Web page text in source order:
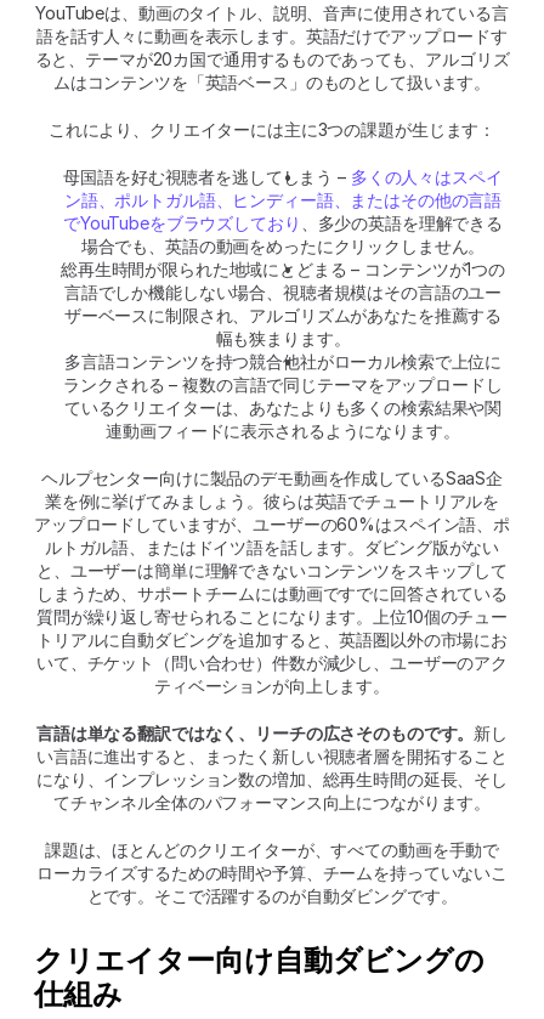
YouTubeは、動画のタイトル、説明、音声に使用されている言
語を話す人々に動画を表示します。英語だけでアップロードす
ると、テーマが20カ国で通用するものであっても、アルゴリズ
ムはコンテンツを「英語ベース」のものとして扱います。
これにより、クリエイターには主に3つの課題が生じます：
母国語を好む視聴者を逃してしまう – 多くの人々はスペイ
ン語、ポルトガル語、ヒンディー語、またはその他の言語
でYouTubeをブラウズしており
、多少の英語を理解できる
場合でも、英語の動画をめったにクリックしません。
総再生時間が限られた地域にとどまる – コンテンツが1つの
言語でしか機能しない場合、視聴者規模はその言語のユー
ザーベースに制限され、アルゴリズムがあなたを推薦する
幅も狭まります。
多言語コンテンツを持つ競合他社がローカル検索で上位に
ランクされる – 複数の言語で同じテーマをアップロードし
ているクリエイターは、あなたよりも多くの検索結果や関
連動画フィードに表示されるようになります。
ヘルプセンター向けに製品のデモ動画を作成しているSaaS企
業を例に挙げてみましょう。彼らは英語でチュートリアルを
アップロードしていますが、ユーザーの60%はスペイン語、ポ
ルトガル語、またはドイツ語を話します。ダビング版がない
と、ユーザーは簡単に理解できないコンテンツをスキップして
しまうため、サポートチームには動画ですでに回答されている
質問が繰り返し寄せられることになります。上位10個のチュー
トリアルに自動ダビングを追加すると、英語圏以外の市場にお
いて、チケット（問い合わせ）件数が減少し、ユーザーのアク
ティベーションが向上します。
言語は単なる翻訳ではなく、リーチの広さそのものです。 新し
い言語に進出すると、まったく新しい視聴者層を開拓すること
になり、インプレッション数の増加、総再生時間の延長、そし
てチャンネル全体のパフォーマンス向上につながります。
課題は、ほとんどのクリエイターが、すべての動画を手動で
ローカライズするための時間や予算、チームを持っていないこ
とです。そこで活躍するのが自動ダビングです。
クリエイター向け自動ダビングの
仕組み